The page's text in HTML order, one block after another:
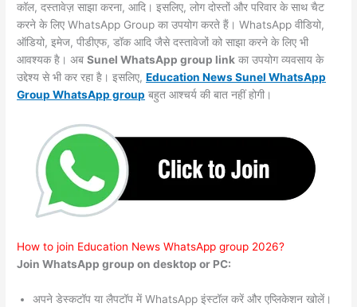
कॉल, दस्तावेज़ साझा करना, आदि। इसलिए, लोग दोस्तों और परिवार के साथ चैट
करने के लिए WhatsApp Group का उपयोग करते हैं। WhatsApp वीडियो,
ऑडियो, इमेज, पीडीएफ, डॉक आदि जैसे दस्तावेजों को साझा करने के लिए भी
आवश्यक है। अबSunel WhatsApp group link का उपयोग व्यवसाय के
उद्देश्य से भी कर रहा है। इसलिए,Education News Sunel WhatsApp
Group WhatsApp group बहुत आश्चर्य की बात नहीं होगी।
How to join Education News WhatsApp group 2026?
Join WhatsApp group on desktop or PC:
अपने डेस्कटॉप या लैपटॉप में WhatsApp इंस्टॉल करें और एप्लिकेशन खोलें।